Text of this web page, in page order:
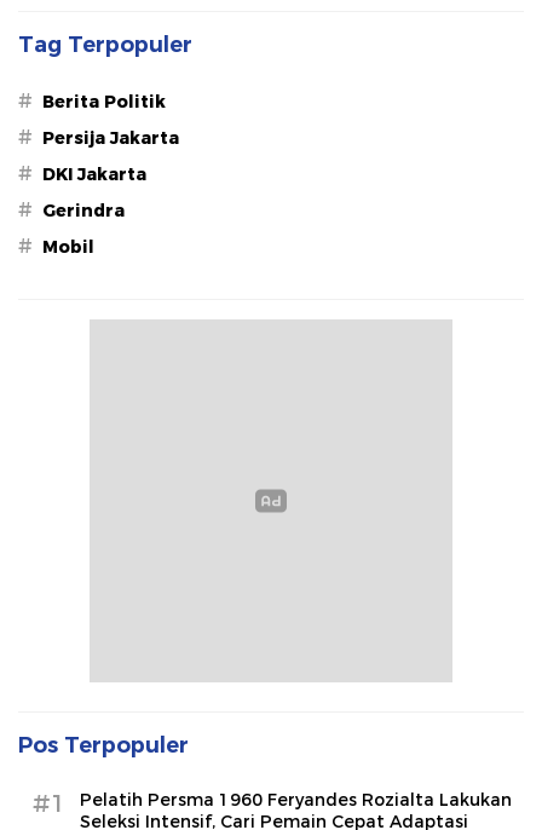
Tag Terpopuler
# Berita Politik
# Persija Jakarta
# DKI Jakarta
# Gerindra
# Mobil
Pos Terpopuler
#1
Pelatih Persma 1960 Feryandes Rozialta Lakukan
Seleksi Intensif, Cari Pemain Cepat Adaptasi​